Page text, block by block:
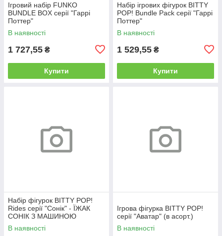
Ігровий набір FUNKO
BUNDLE BOX серії "Гаррі
Поттер"
В наявності
1 727,55 ₴
Купити
Набір ігрових фігурок BITTY
POP! Bundle Pack серії "Гаррі
Поттер"
В наявності
1 529,55 ₴
Купити
Набір фігурок BITTY POP!
Rides серії "Сонік" - ЇЖАК
СОНІК З МАШИНОЮ
В наявності
Ігрова фігурка BITTY POP!
серії "Аватар" (в асорт.)
В наявності